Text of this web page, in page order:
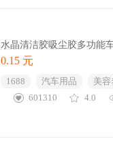
水晶清洁胶吸尘胶多功能
0.15 元
1688 汽车用品 美容
601310
4.0